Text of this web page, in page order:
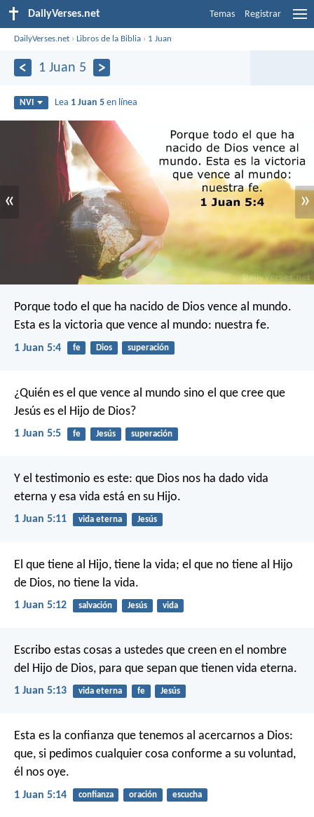
DailyVerses.net Temas Registrar
DailyVerses.net ›Libros de la Biblia › 1 Juan
1 Juan 5
NVI Lea 1 Juan 5 en línea
« »
Porque todo el que ha nacido de Dios vence al mundo.
Esta es la victoria que vence al mundo: nuestra fe.
1 Juan 5:4 fe Dios superación
¿Quién es el que vence al mundo sino el que cree que
Jesús es el Hijo de Dios?
1 Juan 5:5 fe Jesús superación
Y el testimonio es este: que Dios nos ha dado vida
eterna y esa vida está en su Hijo.
1 Juan 5:11 vida eterna Jesús
El que tiene al Hijo, tiene la vida; el que no tiene al Hijo
de Dios, no tiene la vida.
1 Juan 5:12 salvación Jesús vida
Escribo estas cosas a ustedes que creen en el nombre
del Hijo de Dios, para que sepan que tienen vida eterna.
1 Juan 5:13 vida eterna fe Jesús
Esta es la confianza que tenemos al acercarnos a Dios:
que, si pedimos cualquier cosa conforme a su voluntad,
él nos oye.
1 Juan 5:14 confianza oración escucha